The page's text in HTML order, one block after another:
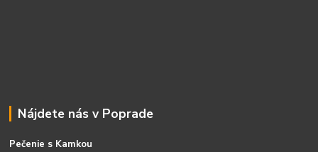
Nájdete nás v Poprade
Pečenie s Kamkou